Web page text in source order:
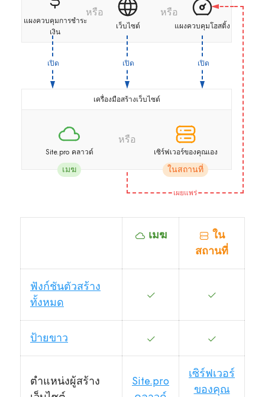
เผยแพร่
แผงควบคุมการชำระ
เงิน
หรือ
เว็บไซต์
หรือ
แผงควบคุมโฮสติ้ง
เปิด เปิด เปิด
เครื่องมือสร้างเว็บไซต์
Site.pro คลาวด์
เมฆ
หรือ
เซิร์ฟเวอร์ของคุณเอง
ในสถานที่
เมฆ
ใน
สถานที่
ฟังก์ชันตัวสร้าง
ทั้งหมด
ป้ายขาว
ตำแหน่งผู้สร้าง
Site.pro
เซิร์ฟเวอร์
ของคุณ